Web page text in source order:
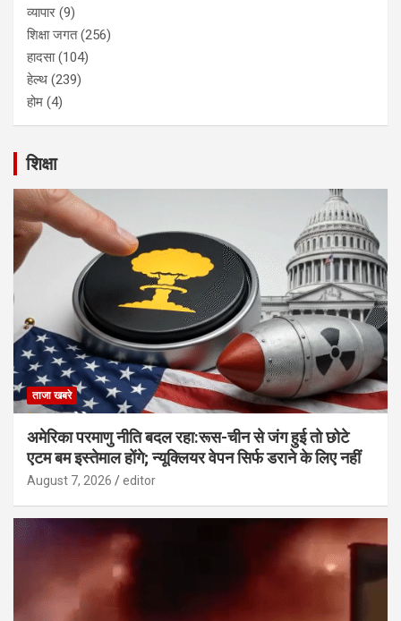
व्यापार (9)
शिक्षा जगत(256)
हादसा(104)
हेल्थ (239)
होम (4)
शिक्षा
ताजा खबरे
अमेरिका परमाणु नीति बदल रहा:रूस-चीन से जंग हुई तो छोटे
एटम बम इस्तेमाल होंगे; न्यूक्लियर वेपन सिर्फ डराने के लिए नहीं
August 7, 2026 editor